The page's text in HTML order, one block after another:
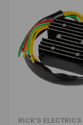
RICK'S ELECTRICS